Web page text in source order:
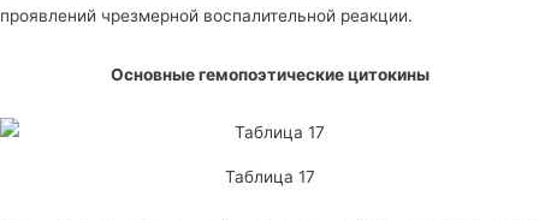
проявлений чрезмерной воспалительной реакции.
Основные гемопоэтические цитокины
Таблица 17